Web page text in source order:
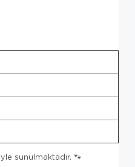
sunulmaktadır. 🐾